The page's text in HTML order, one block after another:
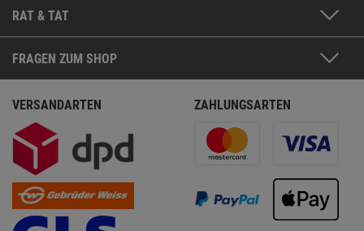
RAT & TAT
FRAGEN ZUM SHOP
VERSANDARTEN ZAHLUNGSARTEN